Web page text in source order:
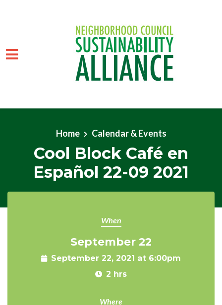
Home
Calendar & Events
Cool Block Café en
Español 22-09 2021
When
September 22
September 22, 2021 at 6:00pm
2 hrs
Where